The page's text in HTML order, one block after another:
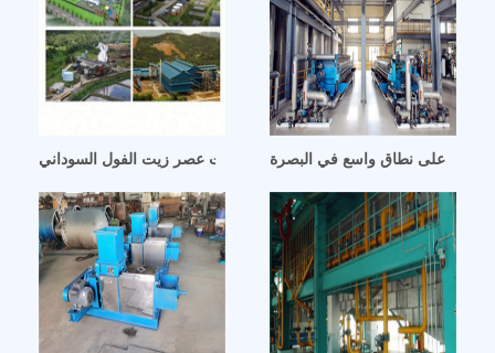
دبييا صناعة آلات عصر زيت الفول السوداني rspo
على نطاق واسع في البصرة